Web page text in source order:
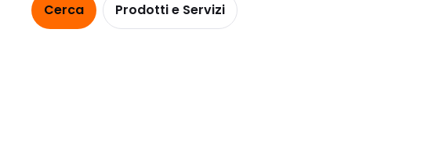
Cerca Prodotti e Servizi